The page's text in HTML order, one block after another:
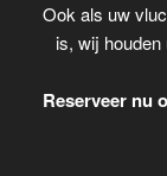
Ook als uw
is, wij
Reserveer nu